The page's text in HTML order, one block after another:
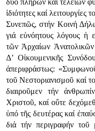
δύο πλήρων καί τελείων
ἰδιότητες καί λειτουργίες
Συνεπῶς, στήν Κοινή
γιά εὐνόητους λόγους ἡ
τῶν Ἀρχαίων
Δ’ Οἰκουμενικῆς
ἀπεριφράστως:
τοῦ Νεστοριανισμοῦ καί
διαιροῦμεν τήν
Χριστοῦ, καί οὔτε
ὑπό τῆς δευτέρας καί
διά τήν περιγραφήν τοῦ